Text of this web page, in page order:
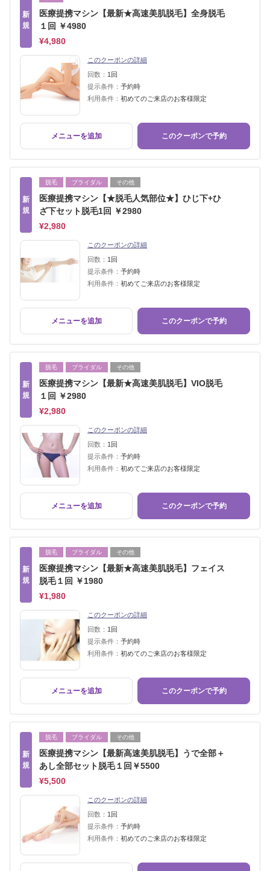
新
規
医療提携マシン【最新★高速美肌脱毛】全身脱毛
１回 ￥4980
¥4,980
このクーポンの詳細
回数： 1回
提示条件： 予約時
利用条件： 初めてのご来店のお客様限定
メニューを追加 このクーポンで予約
新
規
脱毛 ブライダル その他
医療提携マシン【★脱毛人気部位★】ひじ下+ひ
ざ下セット脱毛1回 ￥2980
¥2,980
このクーポンの詳細
回数： 1回
提示条件： 予約時
利用条件： 初めてご来店のお客様限定
メニューを追加 このクーポンで予約
新
規
脱毛 ブライダル その他
医療提携マシン【最新★高速美肌脱毛】VIO脱毛
１回 ￥2980
¥2,980
このクーポンの詳細
回数： 1回
提示条件： 予約時
利用条件： 初めてご来店のお客様限定
メニューを追加 このクーポンで予約
新
規
脱毛 ブライダル その他
医療提携マシン【最新★高速美肌脱毛】フェイス
脱毛１回 ￥1980
¥1,980
このクーポンの詳細
回数： 1回
提示条件： 予約時
利用条件： 初めてのご来店のお客様限定
メニューを追加 このクーポンで予約
新
規
脱毛 ブライダル その他
医療提携マシン【最新高速美肌脱毛】うで全部＋
あし全部セット脱毛１回￥5500
¥5,500
このクーポンの詳細
回数： 1回
提示条件： 予約時
利用条件： 初めてのご来店のお客様限定